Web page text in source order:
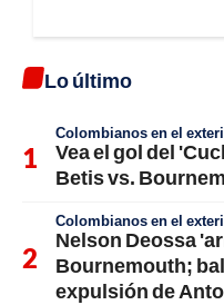
Lo último
Colombianos en el
Vea el gol del
Betis vs.
Colombianos en el
Nelson Deossa
Bournemouth;
expulsión de